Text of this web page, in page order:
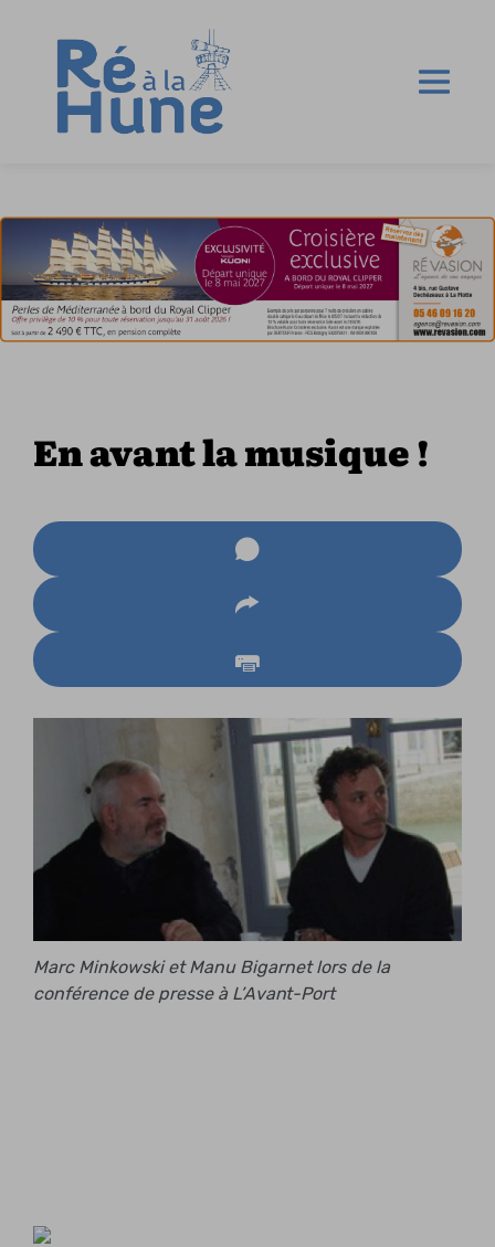
En avant la musique !
Marc Minkowski et Manu Bigarnet lors de la
conférence de presse à L’Avant-Port